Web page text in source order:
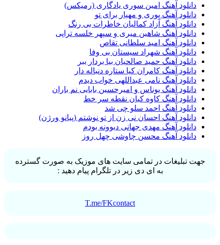
دانلود آهنگ امین سوری یادگاری (رمیکس)
دانلود آهنگ پوری و مهیار برای تو
دانلود آهنگ آزاد کمالیان خاطرات بی رنگ
دانلود آهنگ شاهین میری و سپهر خلسه تراپی
دانلود آهنگ امید سلطانی تقاص
دانلود آهنگ شهراد سیستان بی وفا
دانلود آهنگ حمید صالحیان بیا بردار ببر
دانلود آهنگ کامران کیا ستاره دنباله دار
دانلود آهنگ نامی عبداللهی خواب دیدم
دانلود آهنگ یوناس و امیرحسین بابایی نم باران
دانلود آهنگ کاوه کیان نقطه سر خط
دانلود آهنگ احمد سلو چی شد
دانلود آهنگ احسان نی زن از تو نوشتم (پیانو ورژن)
دانلود آهنگ مهدی جهانی دیوونه بودم
دانلود آهنگ محسن چاوشی چهل روز
جهت تبلیغات در تمامی سایت های موزیک به صورت گسترده
به ای دی زیر در تلگرام پیام دهید :
T.me/FKcontact